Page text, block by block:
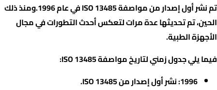
تم نشر أول إصدار من مواصفة ISO 13485 في عام 1996.ومنذ ذلك
الحين، تم تحديثها عدة مرات لتعكس أحدث التطورات في مجال
الأجهزة الطبية.
فيما يلي جدول زمني لتاريخ مواصفة ISO 13485:
1996: نشر أول إصدار من ISO 13485.